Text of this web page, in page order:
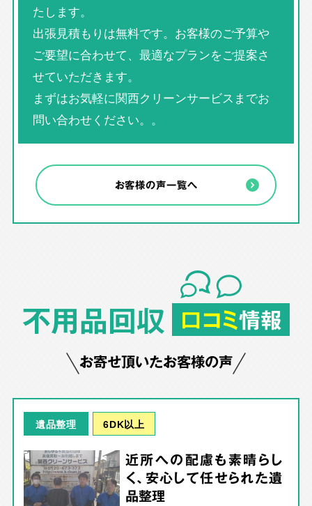
たします。
出張見積もりは無料です。お客様のご予算や
ご要望に合わせて、最適なプランをご提案さ
せていただきます。
まずはお気軽に関西クリーンサービスまでお
問い合わせください。。
お客様の声一覧へ
不用品回収 口コミ情報
お寄せ頂いたお客様の声
遺品整理 6DK以上
近所への配慮も素晴らし
く、安心して任せられた遺
品整理